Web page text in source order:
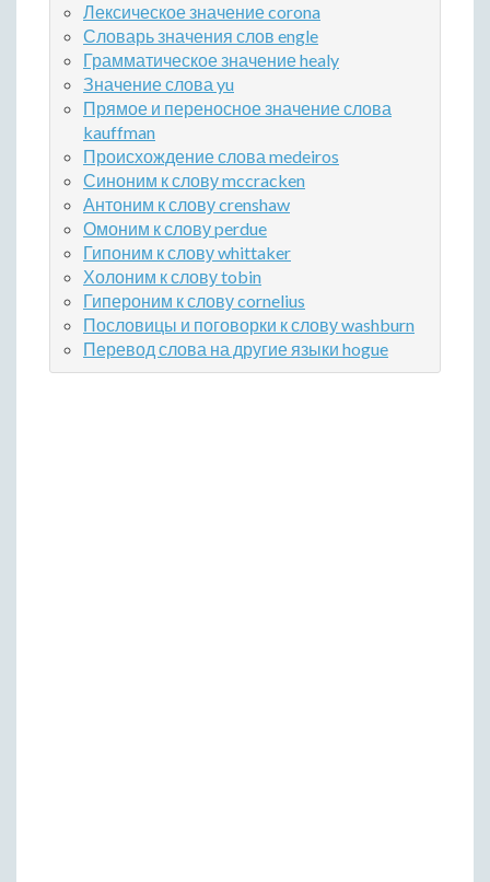
Лексическое значение corona
Словарь значения слов engle
Грамматическое значение healy
Значение слова yu
Прямое и переносное значение слова
kauffman
Происхождение слова medeiros
Синоним к слову mccracken
Антоним к слову crenshaw
Омоним к слову perdue
Гипоним к слову whittaker
Холоним к слову tobin
Гипероним к слову cornelius
Пословицы и поговорки к слову washburn
Перевод слова на другие языки hogue